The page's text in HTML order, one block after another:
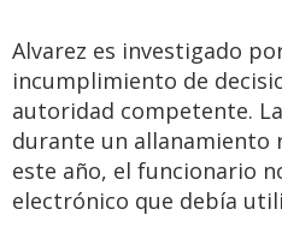
Alvarez es investigado
incumplimiento de
autoridad competente.
durante un allanamiento
este año, el funcionario
electrónico que debía